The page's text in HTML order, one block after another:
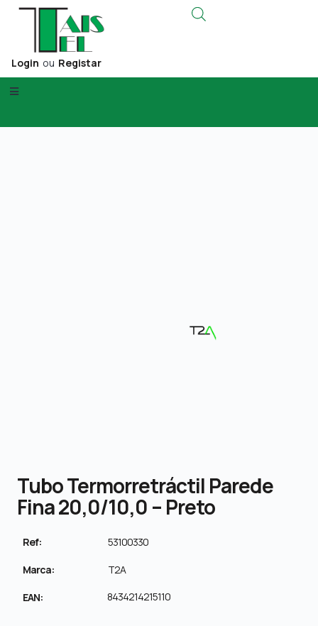
Login ou Registar
Tubo Termorretráctil Parede
Fina 20,0/10,0 – Preto
Ref: 53100330
Marca: T2A
EAN: 8434214215110